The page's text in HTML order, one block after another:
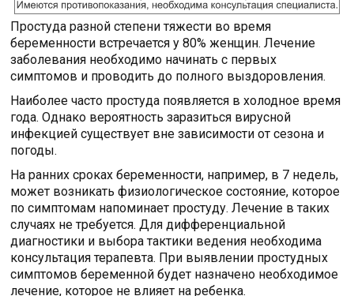
Простуда разной степени тяжести во время
беременности встречается у 80% женщин. Лечение
заболевания необходимо начинать с первых
симптомов и проводить до полного выздоровления.
Наиболее часто простуда появляется в холодное время
года. Однако вероятность заразиться вирусной
инфекцией существует вне зависимости от сезона и
погоды.
На ранних сроках беременности, например, в 7 недель,
может возникать физиологическое состояние, которое
по симптомам напоминает простуду. Лечение в таких
случаях не требуется. Для дифференциальной
диагностики и выбора тактики ведения необходима
консультация терапевта. При выявлении простудных
симптомов беременной будет назначено необходимое
лечение, которое не влияет на ребенка.